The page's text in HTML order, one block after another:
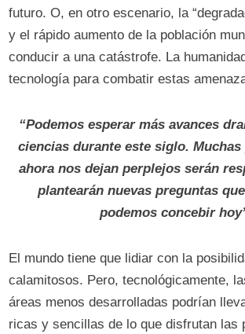
futuro. O, en otro escenario, la
y el rápido aumento de la población
conducir a una catástrofe. La
tecnología para combatir estas
“Podemos esperar más avances
ciencias durante este siglo.
ahora nos dejan perplejos serán
plantearán nuevas preguntas
podemos concebir
El mundo tiene que lidiar con la
calamitosos. Pero, tecnológicamente,
áreas menos desarrolladas podrían
ricas y sencillas de lo que disfrutan las